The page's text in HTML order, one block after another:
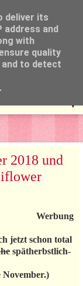
▼
2018 und
Werbung
jetzt schon total
spätherbstlich-
November.)
deliver its
address and
with
quality
to detect